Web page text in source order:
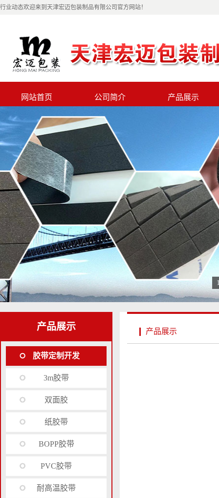
行业动态欢迎来到天津宏迈包装制品有限公司官方网站！
网站首页 公司简介 产品展示
产品展示
胶带定制开发
3m胶带
双面胶
纸胶带
BOPP胶带
PVC胶带
耐高温胶带
产品展示